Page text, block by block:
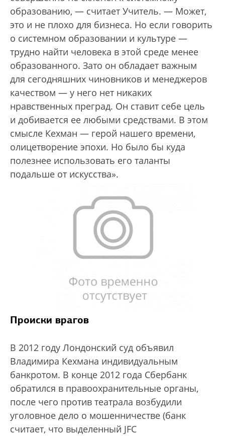
образованию, — считает Учитель. — Может,
это и не плохо для бизнеса. Но если говорить
о системном образовании и культуре —
трудно найти человека в этой среде менее
образованного. Зато он обладает важным
для сегодняшних чиновников и менеджеров
качеством — у него нет никаких
нравственных преград. Он ставит себе цель
и добивается ее любыми средствами. В этом
смысле Кехман — герой нашего времени,
олицетворение эпохи. Но было бы куда
полезнее использовать его таланты
подальше от искусства».
Происки врагов
В 2012 году Лондонский суд объявил
Владимира Кехмана индивидуальным
банкротом. В конце 2012 года Сбербанк
обратился в правоохранительные органы,
после чего против театрала возбудили
уголовное дело о мошенничестве (банк
считает, что выделенный JFC